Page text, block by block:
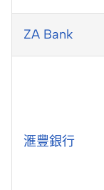
ZA Bank
滙豐銀行